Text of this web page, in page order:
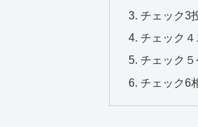
チェック3
チェック
チェック
チェック6